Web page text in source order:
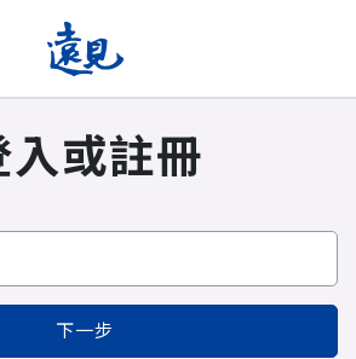
入或註冊
下一步